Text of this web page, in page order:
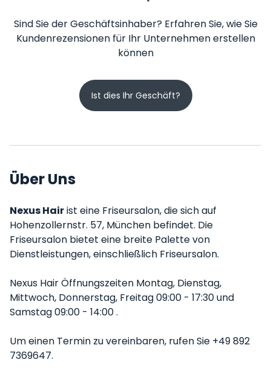
Sind Sie der Geschäftsinhaber? Erfahren Sie, wie Sie
Kundenrezensionen für Ihr Unternehmen erstellen
können
Ist dies Ihr Geschäft?
Über Uns
Nexus Hairist eine Friseursalon, die sich auf
Hohenzollernstr. 57, München befindet. Die
Friseursalon bietet eine breite Palette von
Dienstleistungen, einschließlich Friseursalon.
Nexus Hair Öffnungszeiten Montag, Dienstag,
Mittwoch, Donnerstag, Freitag 09:00 - 17:30 und
Samstag 09:00 - 14:00 .
Um einen Termin zu vereinbaren, rufen Sie +49 892
7369647.